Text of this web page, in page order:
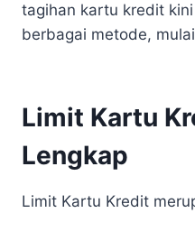
tagihan kartu kredit
berbagai metode,
Limit Kartu
Lengkap
Limit Kartu Kredit